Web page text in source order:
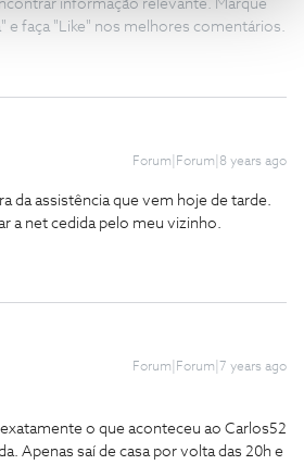
informação relevante. Marque
e faça "Like" nos melhores comentários.
Forum|Forum|8 years ago
da assistência que vem hoje de tarde.
a net cedida pelo meu vizinho.
Forum|Forum|7 years ago
o que aconteceu ao Carlos52
Apenas saí de casa por volta das 20h e